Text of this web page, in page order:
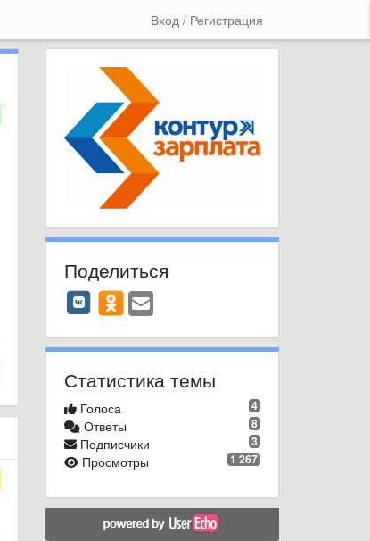
Вход / Регистрация
Поделиться
Статистика темы
4
Голоса
8
Ответы
3
Подписчики
1 267
Просмотры